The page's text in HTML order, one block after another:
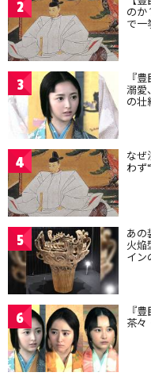
2 のか
で一
3 『
溺愛
の壮
4 なぜ
わず
5 あの
火焔
イン
6 『
茶